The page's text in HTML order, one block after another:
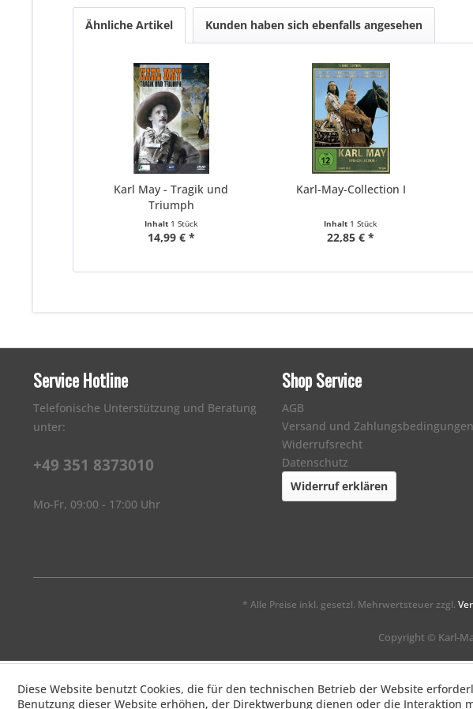
Ähnliche Artikel Kunden haben sich ebenfalls angesehen
Karl May - Tragik und
Triumph
Inhalt 1 Stück
14,99 € *
Karl-May-Collection I
Inhalt 1 Stück
22,85 € *
Service Hotline
Telefonische Unterstützung und Beratung
unter:
+49 351 8373010
Mo-Fr, 09:00 - 17:00 Uhr
Shop Service
AGB
Versand und Zahlungsbedingungen
Widerrufsrecht
Datenschutz
Widerruf erklären
* Alle Preise inkl. gesetzl. Mehrwertsteuer zzgl.
Copyright © Karl-
Diese Website benutzt Cookies, die für den technischen Betrieb der Website
Benutzung dieser Website erhöhen, der Direktwerbung dienen oder die Interaktion